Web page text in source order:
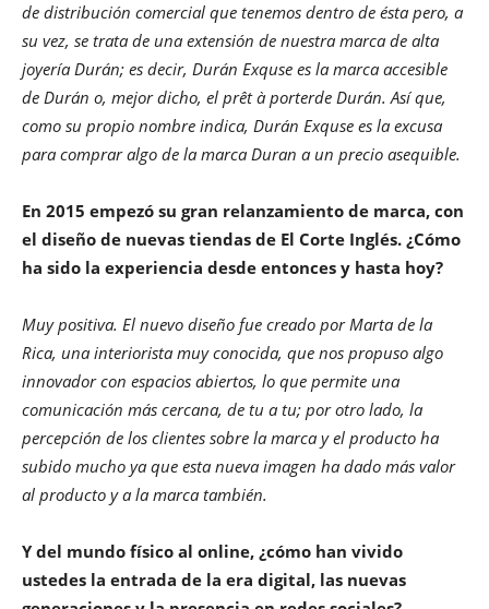
de distribución comercial que tenemos dentro de ésta pero, a
su vez, se trata de una extensión de nuestra marca de alta
joyería Durán; es decir, Durán Exquse es la marca accesible
de Durán o, mejor dicho, el prêt à porterde Durán. Así que,
como su propio nombre indica, Durán Exquse es la excusa
para comprar algo de la marca Duran a un precio asequible.
En 2015 empezó su gran relanzamiento de marca, con
el diseño de nuevas tiendas de El Corte Inglés. ¿Cómo
ha sido la experiencia desde entonces y hasta hoy?
Muy positiva. El nuevo diseño fue creado por Marta de la
Rica, una interiorista muy conocida, que nos propuso algo
innovador con espacios abiertos, lo que permite una
comunicación más cercana, de tu a tu; por otro lado, la
percepción de los clientes sobre la marca y el producto ha
subido mucho ya que esta nueva imagen ha dado más valor
al producto y a la marca también.
Y del mundo físico al online, ¿cómo han vivido
ustedes la entrada de la era digital, las nuevas